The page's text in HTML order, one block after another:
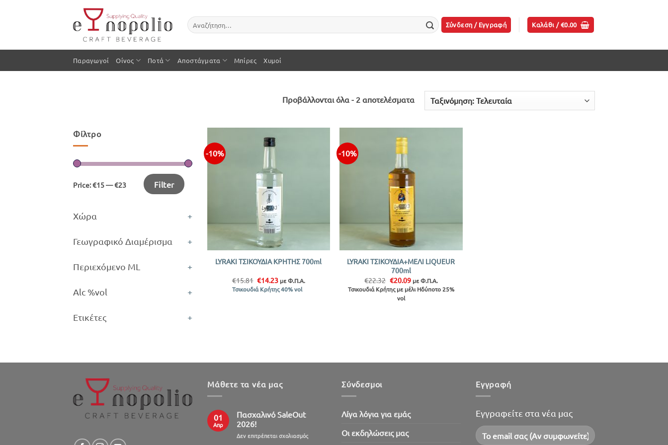
Αναζήτηση
για:
Σύνδεση / Εγγραφή Καλάθι /€0.00
Παραγωγοί Οίνος Ποτά Αποστάγματα Μπίρες Χυμοί
Προβάλλονται όλα - 2 αποτελέσματαSorted
Φίλτρο
Filter
Price:€15—€23
Χώρα +
Γεωγραφικό Διαμέρισμα +
Περιεχόμενο ML +
Alc %vol +
Ετικέτες +
-10%
LYRAKI ΤΣΙΚΟΥΔΙΑ ΚΡΗΤΗΣ 700ml
€15.81 Original
price
was:
€14.23Η
τρέχουσα
τιμή
με Φ.Π.Α.
Τσικουδιά Κρήτης 40% vol
-10%
LYRAKI ΤΣΙΚΟΥΔΙΑ+ΜΕΛΙ LIQUEUR
700ml
€22.32 Original
price
was:
€22.32.
€20.09Η
τρέχουσα
τιμή
με Φ.Π.Α.
Τσικουδιά Κρήτης με μέλι Ηδύποτο 25%
vol
Μάθετε τα νέα μας
01
Απρ
Πασχαλινό SaleOut
2026!
Δεν επιτρέπεται σχολιασμόςστο
Σύνδεσμοι
Λίγα λόγια για εμάς
Oι εκδηλώσεις μας
Εγγραφή
Εγγραφείτε στα νέα μας